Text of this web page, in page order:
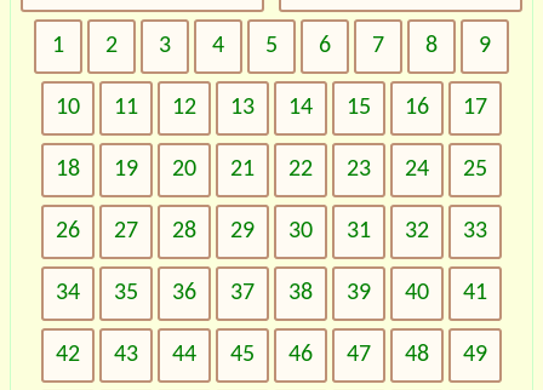
1 2 3 4 5 6 7 8 9
10 11 12 13 14 15 16 17
18 19 20 21 22 23 24 25
26 27 28 29 30 31 32 33
34 35 36 37 38 39 40 41
42 43 44 45 46 47 48 49